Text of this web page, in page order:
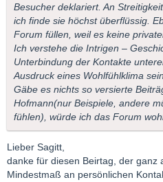
Besucher deklariert. An
ich finde sie höchst überflüssig.
Forum füllen, weil es keine
Ich verstehe die Intrigen –
Unterbindung der Kontakte
Ausdruck eines Wohlfühlklima sein.
Gäbe es nichts so versierte
Hofmann(nur Beispiele, andere
fühlen), würde ich das Forum
Lieber Sagitt,
danke für diesen Beirtag, der ganz
Mindestmaß an persönlichen